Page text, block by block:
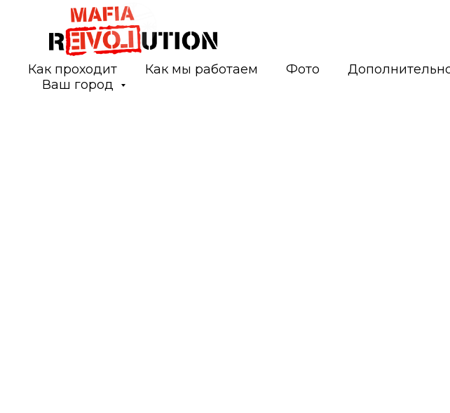
Как проходит Как мы работаем Фото
Ваш город